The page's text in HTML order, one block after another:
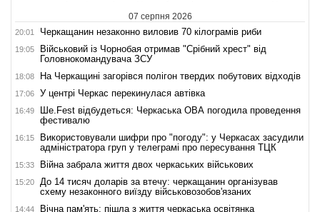
07 серпня 2026
20:01 Черкащанин незаконно виловив 70 кілограмів риби
19:05
Військовий із Чорнобая отримав "Срібний хрест" від
Головнокомандувача ЗСУ
18:08 На Черкащині загорівся полігон твердих побутових відходів
17:06 У центрі Черкас перекинулася автівка
16:49
Ше.Fest відбудеться: Черкаська ОВА погодила проведення
фестивалю
16:15
Використовували шифри про "погоду": у Черкасах засудили
адміністратора груп у телеграмі про пересування ТЦК
15:33 Війна забрала життя двох черкаських військових
15:20
До 14 тисяч доларів за втечу: черкащанин організував
схему незаконного виїзду військовозобов'язаних
14:44 Вічна пам'ять: пішла з життя черкаська освітянка